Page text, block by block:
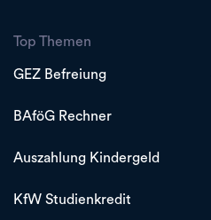
Top Themen
GEZ Befreiung
BAföG Rechner
Auszahlung Kindergeld
KfW Studienkredit